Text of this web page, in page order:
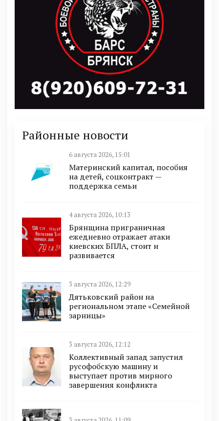
Районные новости
6 августа 2026, 15:01
Материнский капитал, пособия
на детей, соцконтракт —
поддержка семьи
4 августа 2026, 10:13
Брянщина приграничная
ежедневно отражает атаки
киевских БПЛА, стоит и
развивается
3 августа 2026, 12:29
Дятьковский район на
региональном этапе «Семейной
зарницы»
3 августа 2026, 12:12
Коллективный запад запустил
русофобскую машину и
выступает против мирного
завершения конфликта